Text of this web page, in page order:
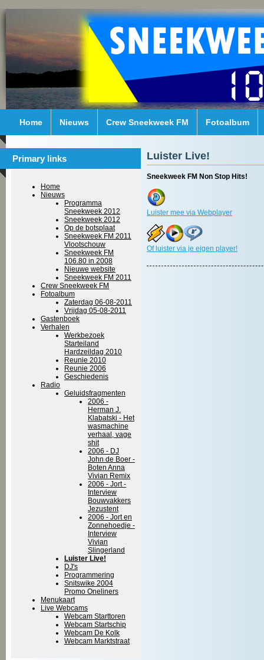
Home Nieuws Crew Sneekweek FM Fotoalbum
Primary links
Home
Nieuws
Programma
Sneekweek 2012
Sneekweek 2012
Op de botsplaat
Sneekweek FM 2011
Vlootschouw
Sneekweek FM
106.80 in 2008
Nieuwe website
Sneekweek FM 2011
Crew Sneekweek FM
Fotoalbum
Zaterdag 06-08-2011
Vrijdag 05-08-2011
Gastenboek
Verhalen
Werkbezoek
Starteiland
Hardzeildag 2010
Reunie 2010
Reunie 2006
Geschiedenis
Radio
Geluidsfragmenten
2006 -
Herman J.
Klabatski - Het
wasmachine
verhaal, vage
shit
2006 - DJ
John de Boer -
Boten Anna
Vivian Remix
2006 - Jort -
Interview
Bouwvakkers
Jezustent
2006 - Jort en
Zonnehoedje -
Interview
Vivian
Slingerland
Luister Live!
DJ's
Programmering
Snitswike 2004
Promo Oneliners
Menukaart
Live Webcams
Webcam Starttoren
Webcam Startschip
Webcam De Kolk
Webcam Marktstraat
Luister Live!
Sneekweek FM Non Stop Hits!
Luister mee via Webplayer
Of luister via je eigen player!